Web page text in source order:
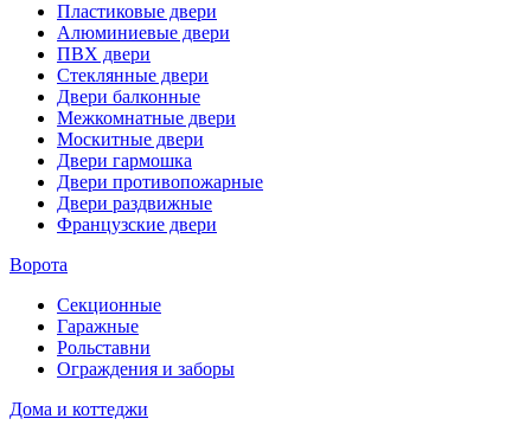
Пластиковые двери
Алюминиевые двери
ПВХ двери
Стеклянные двери
Двери балконные
Межкомнатные двери
Москитные двери
Двери гармошка
Двери противопожарные
Двери раздвижные
Французские двери
Ворота
Секционные
Гаражные
Рольставни
Ограждения и заборы
Дома и коттеджи